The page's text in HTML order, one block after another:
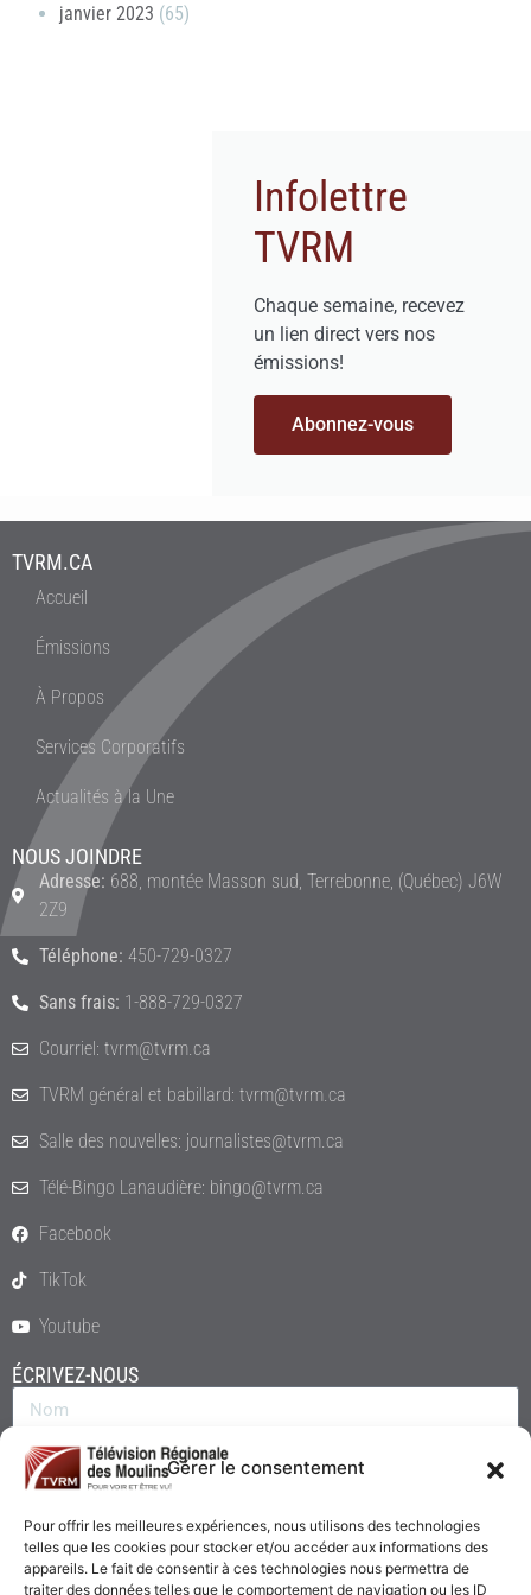
Gérer le consentement
Pour offrir les meilleures expériences, nous utilisons des technologies
telles que les cookies pour stocker et/ou accéder aux informations des
appareils. Le fait de consentir à ces technologies nous permettra de
traiter des données telles que le comportement de navigation ou les ID
janvier 2023 (65)
Infolettre
TVRM
Chaque semaine, recevez
un lien direct vers nos
émissions!
Abonnez-vous
TVRM.CA
Accueil
Émissions
À Propos
Services Corporatifs
Actualités à la Une
NOUS JOINDRE
Adresse: 688, montée Masson sud, Terrebonne, (Québec) J6W
2Z9
Téléphone: 450-729-0327
Sans frais: 1-888-729-0327
Courriel: tvrm@tvrm.ca
TVRM général et babillard: tvrm@tvrm.ca
Salle des nouvelles: journalistes@tvrm.ca
Télé-Bingo Lanaudière: bingo@tvrm.ca
Facebook
TikTok
Youtube
ÉCRIVEZ-NOUS